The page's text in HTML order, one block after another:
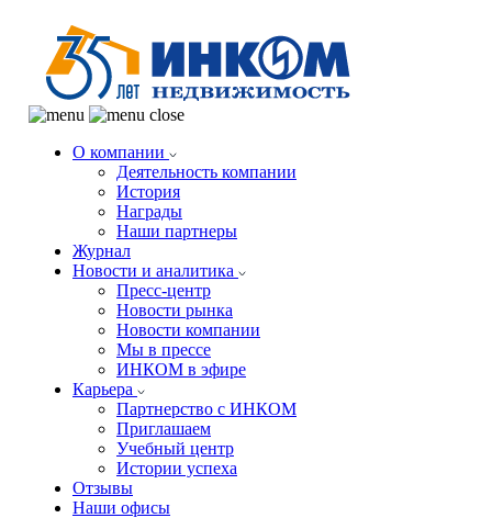
О компании
Деятельность компании
История
Награды
Наши партнеры
Журнал
Новости и аналитика
Пресс-центр
Новости рынка
Новости компании
Мы в прессе
ИНКОМ в эфире
Карьера
Партнерство с ИНКОМ
Приглашаем
Учебный центр
Истории успеха
Отзывы
Наши офисы